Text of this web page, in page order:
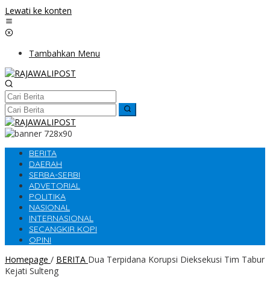
Lewati ke konten
Tambahkan Menu
BERITA
DAERAH
SERBA-SERBI
ADVETORIAL
POLITIKA
NASIONAL
INTERNASIONAL
SECANGKIR KOPI
OPINI
Homepage / BERITA Dua Terpidana Korupsi Dieksekusi Tim Tabur
Kejati Sulteng